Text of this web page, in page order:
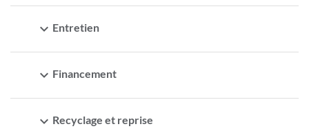
expand_more Entretien
expand_more Financement
expand_more Recyclage et reprise